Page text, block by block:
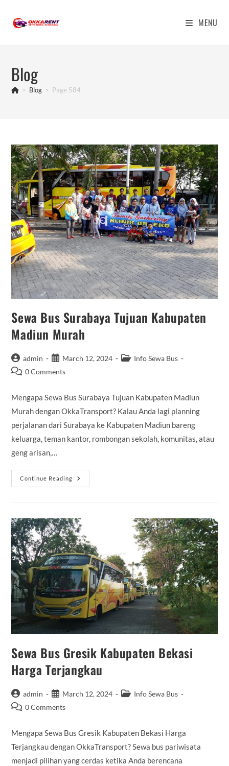
content
MENU
Blog
> Blog > Page 584
Sewa Bus Surabaya Tujuan Kabupaten
Madiun Murah
Post
author:
admin
Post
published:
March 12, 2024
PostInfo Sewa Bus
Post0 Comments
Mengapa Sewa Bus Surabaya Tujuan Kabupaten Madiun
Murah dengan OkkaTransport? Kalau Anda lagi planning
perjalanan dari Surabaya ke Kabupaten Madiun bareng
keluarga, teman kantor, rombongan sekolah, komunitas, atau
geng arisan,…
Continue Reading
Sewa
Bus
Murah
Sewa Bus Gresik Kabupaten Bekasi
Harga Terjangkau
Post
author:
admin
Post
published:
March 12, 2024
PostInfo Sewa Bus
Post0 Comments
Mengapa Sewa Bus Gresik Kabupaten Bekasi Harga
Terjangkau dengan OkkaTransport? Sewa bus pariwisata
menjadi pilihan yang cerdas ketika Anda berencana